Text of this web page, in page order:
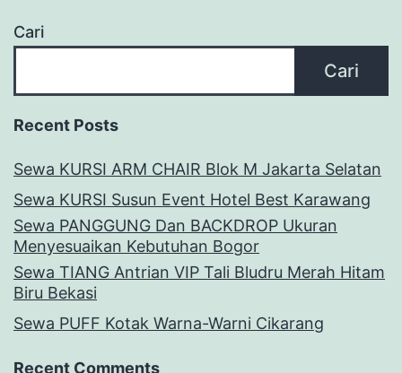
Cari
Cari
Recent Posts
Sewa KURSI ARM CHAIR Blok M Jakarta Selatan
Sewa KURSI Susun Event Hotel Best Karawang
Sewa PANGGUNG Dan BACKDROP Ukuran
Menyesuaikan Kebutuhan Bogor
Sewa TIANG Antrian VIP Tali Bludru Merah Hitam
Biru Bekasi
Sewa PUFF Kotak Warna-Warni Cikarang
Recent Comments